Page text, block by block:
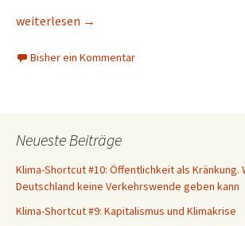
Über das Wandern
weiterlesen →
Bisher ein Kommentar
Neueste Beiträge
Klima-Shortcut #10: Öffentlichkeit als Kränkung.
Deutschland keine Verkehrswende geben kann
Klima-Shortcut #9: Kapitalismus und Klimakrise